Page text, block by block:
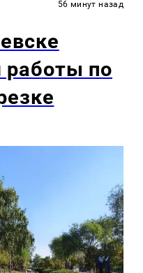
56 минут назад
по